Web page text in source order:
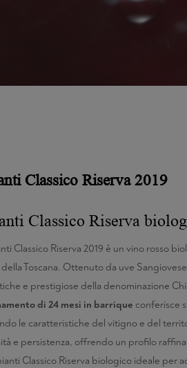
Classico Riserva 2019
Classico Riserva
Classico Riserva 2019 è un vino rosso
Toscana. Ottenuto da uve
e prestigiose della denominazione
di 24 mesi in barrique conferisce
le caratteristiche del vitigno e del
e persistenza, offrendo un profilo
Classico Riserva biologico ideale per